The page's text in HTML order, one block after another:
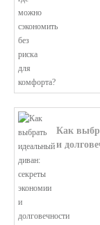
Как
и